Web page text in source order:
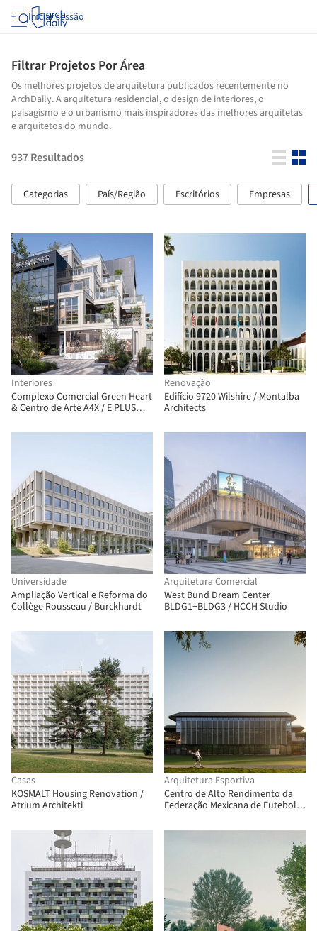
Iniciar sessão
Filtrar Projetos Por Área
Os melhores projetos de arquitetura publicados recentemente no
ArchDaily. A arquitetura residencial, o design de interiores, o
paisagismo e o urbanismo mais inspiradores das melhores arquitetas
e arquitetos do mundo.
937Resultados
Categorias País/Região Escritórios Empresas
Interiores
Complexo Comercial Green Heart
& Centro de Arte A4X / E PLUS
Renovação
Edifício 9720 Wilshire / Montalba
Architects
Universidade
Ampliação Vertical e Reforma do
Collège Rousseau / Burckhardt
Arquitetura Comercial
West Bund Dream Center
BLDG1+BLDG3 / HCCH Studio
Casas
KOSMALT Housing Renovation /
Atrium Architekti
Arquitetura Esportiva
Centro de Alto Rendimento da
Federação Mexicana de Futebol